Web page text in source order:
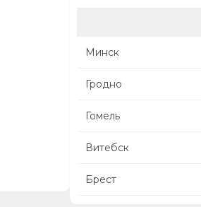
Минск
Гродно
Гомель
Витебск
Брест